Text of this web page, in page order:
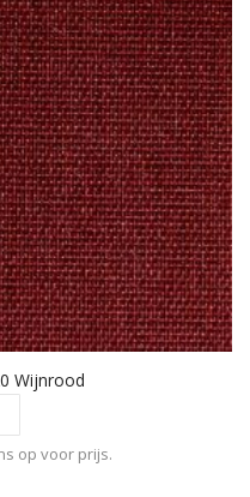
Wijnrood
op voor prijs.